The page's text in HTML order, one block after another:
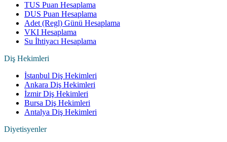
TUS Puan Hesaplama
DUS Puan Hesaplama
Adet (Regl) Günü Hesaplama
VKI Hesaplama
Su İhtiyacı Hesaplama
Diş Hekimleri
İstanbul Diş Hekimleri
Ankara Diş Hekimleri
İzmir Diş Hekimleri
Bursa Diş Hekimleri
Antalya Diş Hekimleri
Diyetisyenler